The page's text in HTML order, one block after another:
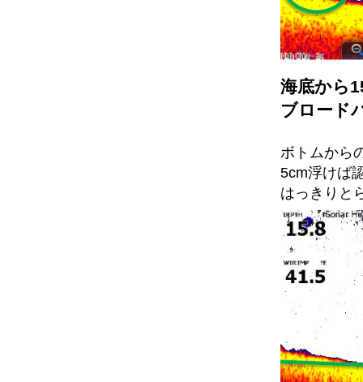
海底から
ブロード
ボトムから
5cm浮けば
はっきりと